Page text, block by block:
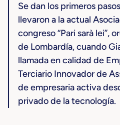
Se dan los primeros
llevaron a la actual
congreso “Pari sarà lei”,
de Lombardía, cuando
llamada en calidad de
Terciario Innovador de
de empresaria activa
privado de la tecnología.